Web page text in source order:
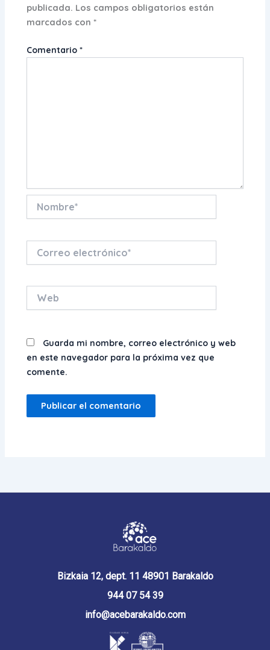
publicada. Los campos obligatorios están
marcados con*
Comentario*
electrónico*
Guarda mi nombre, correo electrónico y web
en este navegador para la próxima vez que
comente.
Bizkaia 12, dept. 11 48901 Barakaldo
944 07 54 39
info@acebarakaldo.com